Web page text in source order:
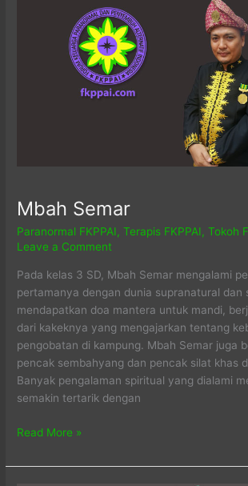
Mbah Semar
Paranormal FKPPAI,Terapis FKPPAI,Tokoh
Leave a Comment
Pada kelas 3 SD, Mbah Semar mengalami
pertamanya dengan dunia supranatural dan
mendapatkan doa mantera untuk mandi,
dari kakeknya yang mengajarkan tentang
pengobatan di kampung. Mbah Semar juga
pencak sembahyang dan pencak silat khas
Banyak pengalaman spiritual yang dialami
semakin tertarik dengan
Mbah
Read More »